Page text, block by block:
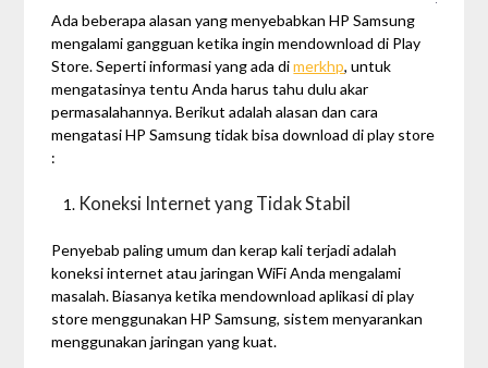
Ada beberapa alasan yang menyebabkan HP Samsung
mengalami gangguan ketika ingin mendownload di Play
Store. Seperti informasi yang ada dimerkhp, untuk
mengatasinya tentu Anda harus tahu dulu akar
permasalahannya. Berikut adalah alasan dan cara
mengatasiHP Samsung tidak bisa download di play store
:
Koneksi Internet yang Tidak Stabil
Penyebab paling umum dan kerap kali terjadi adalah
koneksi internet atau jaringan WiFi Anda mengalami
masalah. Biasanya ketika mendownload aplikasi di play
store menggunakan HP Samsung, sistem menyarankan
menggunakan jaringan yang kuat.